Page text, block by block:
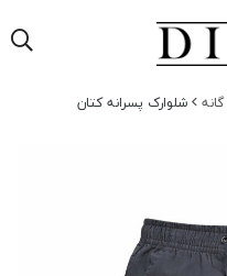
شلوارک پسرانه کتان